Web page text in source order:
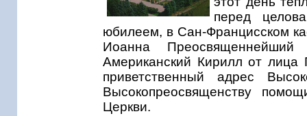
перед
юбилеем, в Сан-Францисском
Иоанна Преосвященнейший
Американский Кирилл от
приветственный адрес
Высокопреосвященству
Церкви.